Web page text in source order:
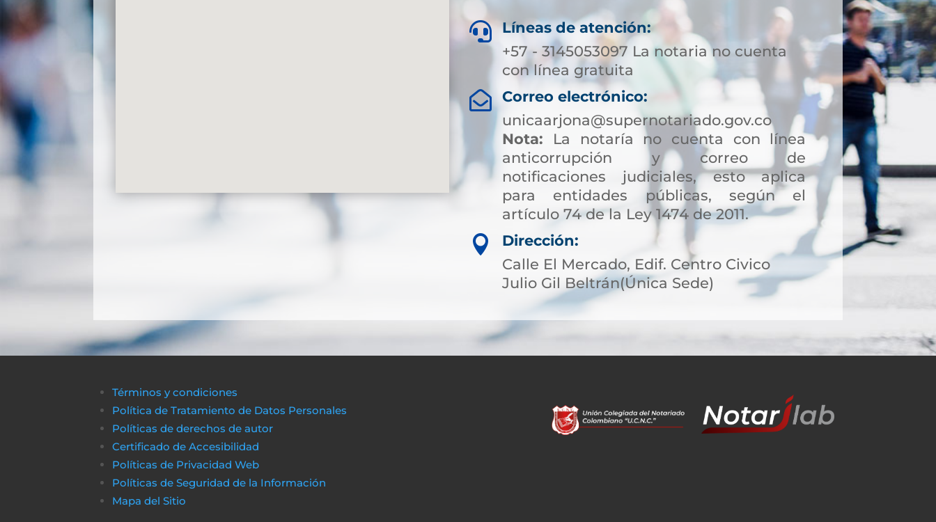
 Líneas de atención:
+57 - 3145053097 La notaria no cuenta
con línea gratuita

Correo electrónico:
unicaarjona@supernotariado.gov.co
Nota: La notaría no cuenta con línea
anticorrupción y correo de
notificaciones judiciales, esto aplica
para entidades públicas, según el
artículo 74 de la Ley 1474 de 2011.

Dirección:
Calle El Mercado, Edif. Centro Civico
Julio Gil Beltrán(Única Sede)
Términos y condiciones
Política de Tratamiento de Datos Personales
Políticas de derechos de autor
Certificado de Accesibilidad
Políticas de Privacidad Web
Políticas de Seguridad de la Información
Mapa del Sitio